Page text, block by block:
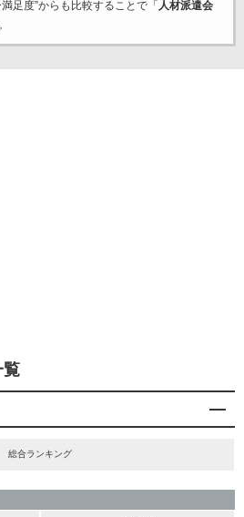
足度”からも比較することで「 人材派遣会
覧
総合ランキング